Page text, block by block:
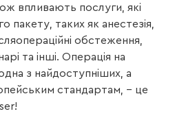
впливають послуги, які
пакету, таких як анестезія,
обстеження,
та інші. Операція на
з найдоступніших, а
стандартам, – це